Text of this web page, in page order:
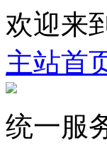
欢迎来
主站首
统一服